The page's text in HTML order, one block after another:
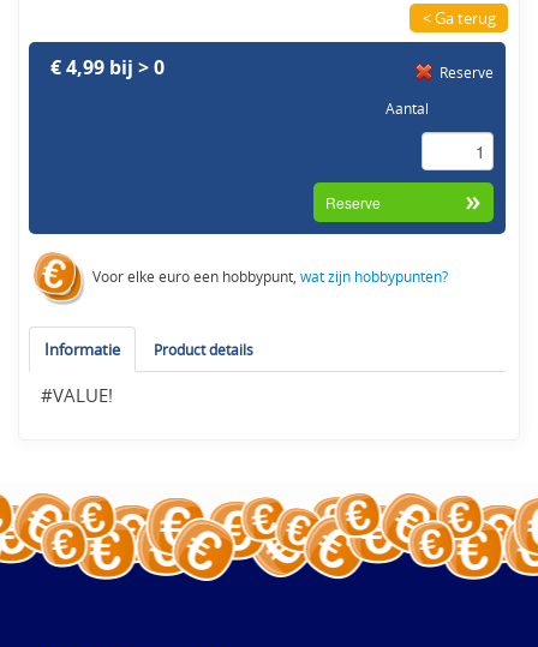
< Ga terug
€ 4,99 bij > 0
Reserve
Aantal
Voor elke euro een hobbypunt,wat zijn hobbypunten?
Informatie Product details
#VALUE!